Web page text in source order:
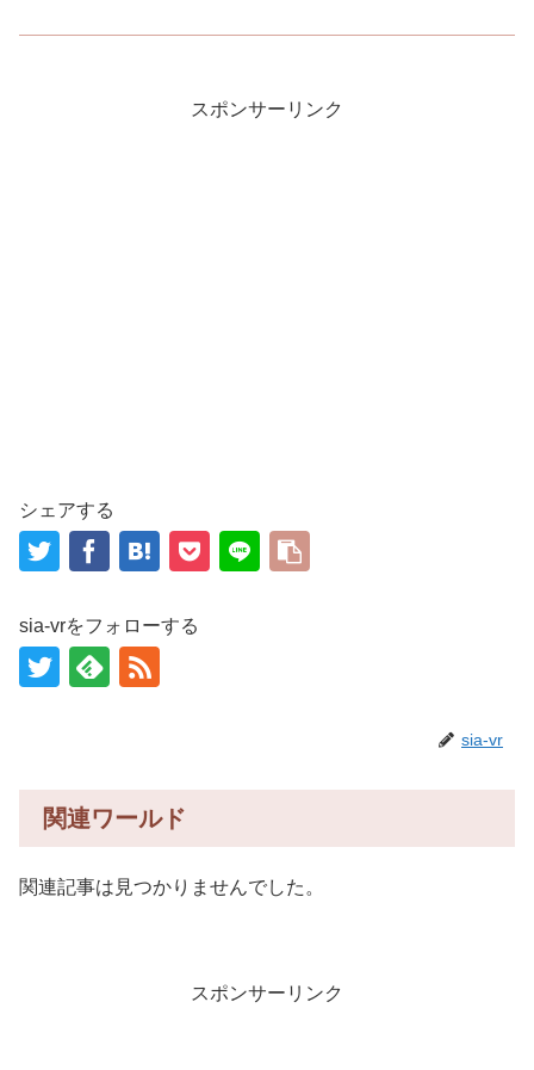
スポンサーリンク
シェアする
sia-vrをフォローする
sia-vr
関連ワールド
関連記事は見つかりませんでした。
スポンサーリンク